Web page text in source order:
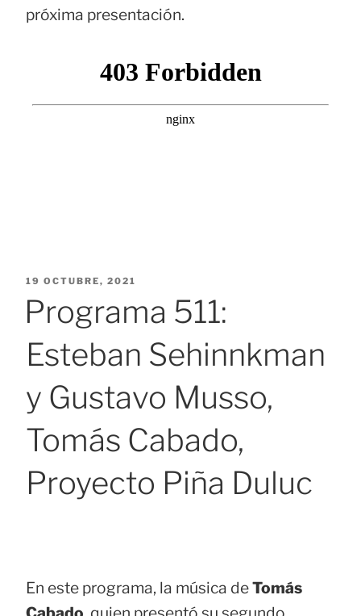
próxima presentación.
PUBLICADO
19 OCTUBRE, 2021
Programa 511:
Esteban Sehinnkman
y Gustavo Musso,
Tomás Cabado,
Proyecto Piña Duluc
En este programa, la música deTomás